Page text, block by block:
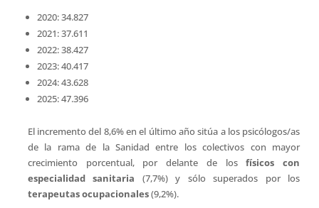
2020: 34.827
2021: 37.611
2022: 38.427
2023: 40.417
2024: 43.628
2025: 47.396
El incremento del 8,6% en el último año sitúa a los psicólogos/as
de la rama de la Sanidad entre los colectivos con mayor
crecimiento porcentual, por delante de losfísicos con
especialidad sanitaria (7,7%) y sólo superados por los
terapeutas ocupacionales(9,2%).